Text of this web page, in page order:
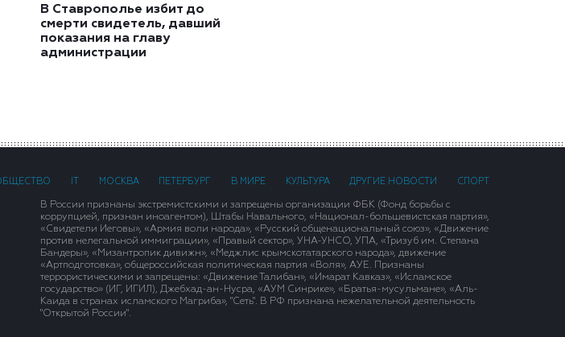
В Ставрополье избит до
смерти свидетель, давший
показания на главу
администрации
МОСКВА ПЕТЕРБУРГ В МИРЕ КУЛЬТУРА ДРУГИЕ НОВОСТИ СПОРТ
В России признаны экстремистскими и запрещены организации ФБК (Фонд борьбы с
коррупцией, признан иноагентом), Штабы Навального, «Национал-большевистская партия»,
«Свидетели Иеговы», «Армия воли народа», «Русский общенациональный союз», «Движение
против нелегальной иммиграции», «Правый сектор», УНА-УНСО, УПА, «Тризуб им. Степана
Бандеры», «Мизантропик дивижн», «Меджлис крымскотатарского народа», движение
«Артподготовка», общероссийская политическая партия «Воля», АУЕ. Признаны
террористическими и запрещены: «Движение Талибан», «Имарат Кавказ», «Исламское
государство» (ИГ, ИГИЛ), Джебхад-ан-Нусра, «АУМ Синрике», «Братья-мусульмане», «Аль-
Каида в странах исламского Магриба», "Сеть". В РФ признана нежелательной деятельность
"Открытой России".